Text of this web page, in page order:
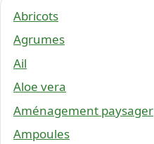
Abricots
Agrumes
Ail
Aloe vera
Aménagement paysager
Ampoules